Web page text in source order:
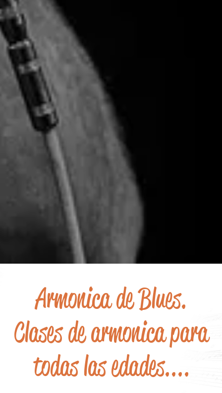
Armonica de Blues.
Clases de armonica para
todas las edades....